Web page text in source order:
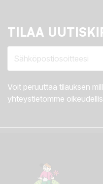
TILAA
Voit peruuttaa tilauksen
yhteystietomme